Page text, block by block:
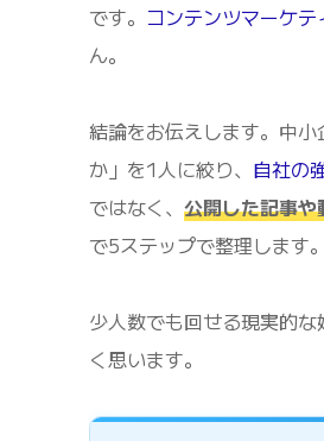
です。 コンテンツマーケテ
ん。
結論をお伝えします。中小
か」を1人に絞り、 自社の
ではなく、 公開した記事
で5ステップで整理します。
少人数でも回せる現実的
く思います。